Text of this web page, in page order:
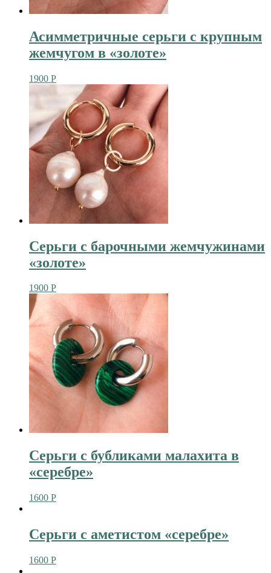
Асимметричные серьги с крупным
жемчугом в «золоте»
1900 Р
Серьги с барочными жемчужинами
«золоте»
1900 Р
Серьги с бубликами малахита в
«серебре»
1600 Р
Серьги с аметистом «серебре»
1600 Р